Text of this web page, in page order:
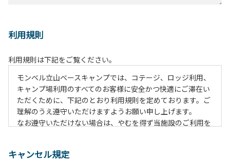
利用規則
利用規則は下記をご覧ください。
モンベル立山ベースキャンプでは、コテージ、ロッジ利用、
キャンプ場利用のすべてのお客様に安全かつ快適にご滞在い
ただくために、下記のとおり利用規則を定めております。ご
理解のうえ遵守いただけますようお願い申し上げます。
なお遵守いただけない場合は、やむを得ず当施設のご利用を
【施設全体に関する注意事項】
キャンセル規定